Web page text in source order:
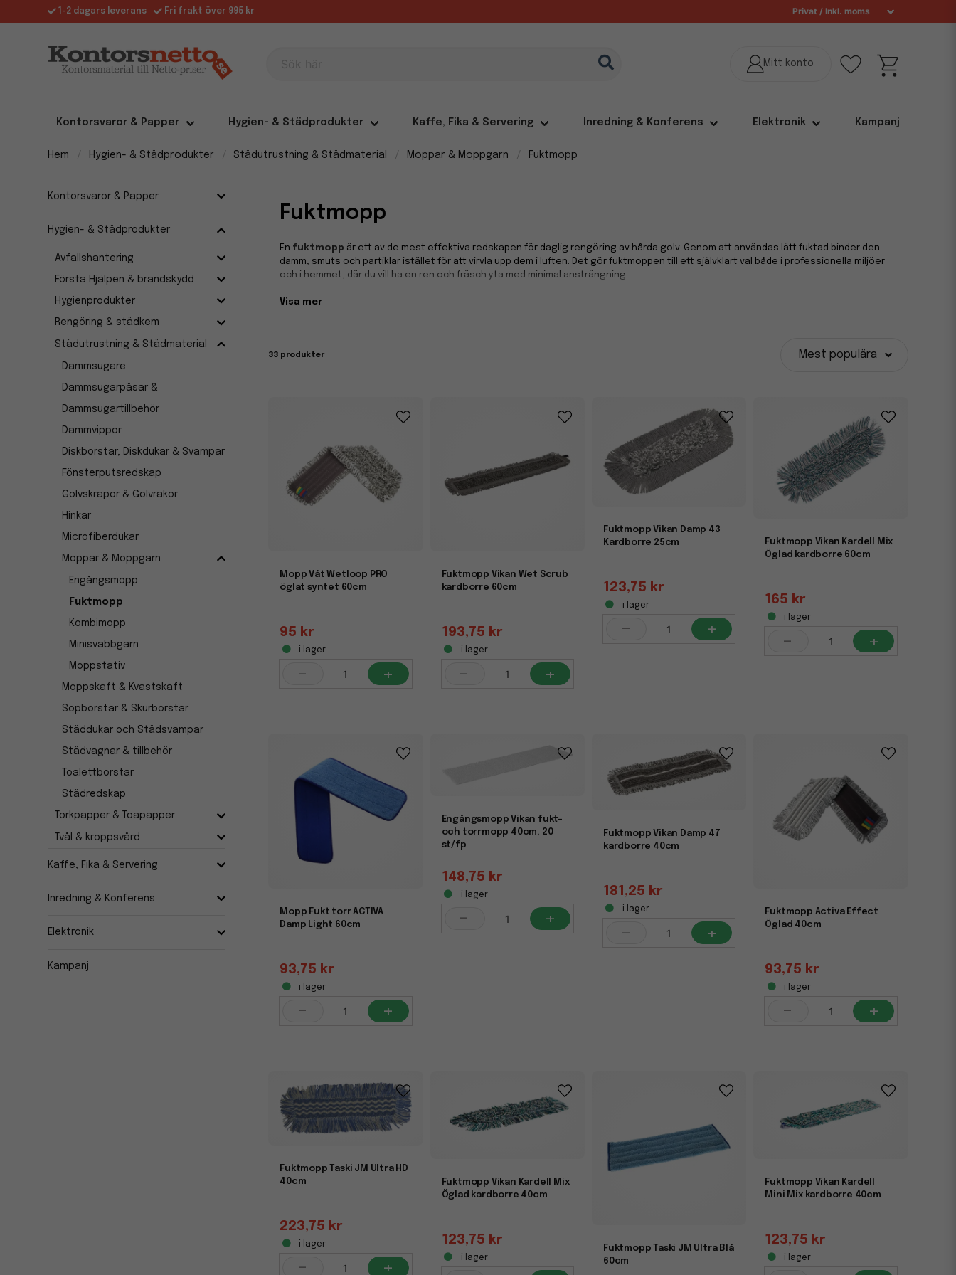
1-2 dagars leverans Fri frakt över 995 kr
Kontorsvaror & Papper Hygien- & Städprodukter Kaffe, Fika & Servering Inredning & Konferens Elektronik Kampanj
Hem Hygien- & Städprodukter Städutrustning & Städmaterial Moppar & Moppgarn Fuktmopp
Kontorsvaror & Papper
Hygien- & Städprodukter
Avfallshantering
Första Hjälpen & brandskydd
Hygienprodukter
Rengöring & städkem
Städutrustning & Städmaterial
Dammsugare
Dammsugarpåsar &
Dammsugartillbehör
Dammvippor
Diskborstar, Diskdukar & Svampar
Fönsterputsredskap
Golvskrapor & Golvrakor
Hinkar
Microfiberdukar
Moppar & Moppgarn
Engångsmopp
Fuktmopp
Kombimopp
Minisvabbgarn
Moppstativ
Moppskaft & Kvastskaft
Sopborstar & Skurborstar
Städdukar och Städsvampar
Städvagnar & tillbehör
Toalettborstar
Städredskap
Torkpapper & Toapapper
Tvål & kroppsvård
Kaffe, Fika & Servering
Inredning & Konferens
Elektronik
Kampanj
Fuktmopp
En fuktmopp är ett av de mest effektiva redskapen för daglig rengöring av hårda golv. Genom att användas lätt fuktad binder den
damm, smuts och partiklar istället för att virvla upp dem i luften. Det gör fuktmoppen till ett självklart val både i professionella miljöer
och i hemmet, där du vill ha en ren och fräsch yta med minimal ansträngning.
Effektiv rengöring för alla golv
gånger, vilket gör dem både kostnadseffektiva och hållbara.
En fuktmopp kan användas med eller utan rengöringsmedel beroende på behov och ger alltid ett skinande resultat. Kombinera gärna
din fuktmopp med hinkar, moppgarn och andra städredskap för att skapa ett komplett städsystem som gör arbetet enklare och mer
Visa mer
33 produkter Mest populära
Mopp Våt Wetloop PRO
öglat syntet 60cm
95 kr
i lager
- +
Fuktmopp Vikan Wet Scrub
kardborre 60cm
193,75 kr
i lager
- +
Fuktmopp Vikan Damp 43
Kardborre 25cm
123,75 kr
i lager
- +
Fuktmopp Vikan Kardell Mix
Öglad kardborre 60cm
165 kr
i lager
- +
Mopp Fukt torr ACTIVA
Damp Light 60cm
93,75 kr
i lager
- +
Engångsmopp Vikan fukt-
och torrmopp 40cm, 20
st/fp
148,75 kr
i lager
- +
Fuktmopp Vikan Damp 47
kardborre 40cm
181,25 kr
i lager
- +
Fuktmopp Activa Effect
Öglad 40cm
93,75 kr
i lager
- +
Fuktmopp Taski JM Ultra HD
40cm
223,75 kr
i lager
- +
Fuktmopp Vikan Kardell Mix
Öglad kardborre 40cm
123,75 kr
i lager
Fuktmopp Taski JM Ultra Blå
60cm
Fuktmopp Vikan Kardell
Mini Mix kardborre 40cm
123,75 kr
i lager